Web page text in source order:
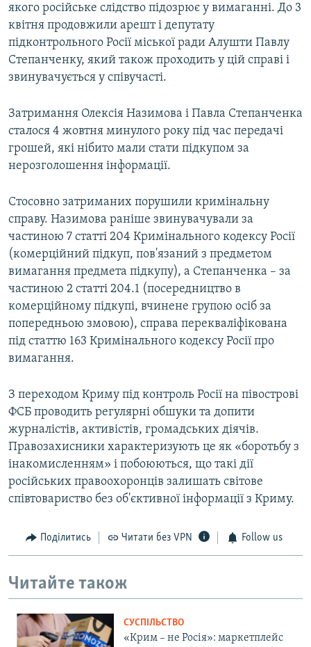
якого російське слідство підозрює у вимаганні. До 3
квітня продовжили арешт і депутату
підконтрольного Росії міської ради Алушти Павлу
Степанченку, який також проходить у цій справі і
звинувачується у співучасті.
Затримання Олексія Назимова і Павла Степанченка
сталося 4 жовтня минулого року під час передачі
грошей, які нібито мали стати підкупом за
нерозголошення інформації.
Стосовно затриманих порушили кримінальну
справу. Назимова раніше звинувачували за
частиною 7 статті 204 Кримінального кодексу Росії
(комерційний підкуп, пов'язаний з предметом
вимагання предмета підкупу), а Степанченка – за
частиною 2 статті 204.1 (посередництво в
комерційному підкупі, вчинене групою осіб за
попередньою змовою), справа перекваліфікована
під статтю 163 Кримінального кодексу Росії про
вимагання.
З переходом Криму під контроль Росії на півострові
ФСБ проводить регулярні обшуки та допити
журналістів, активістів, громадських діячів.
Правозахисники характеризують це як «боротьбу з
інакомисленням» і побоюються, що такі дії
російських правоохоронців залишать світове
співтовариство без об'єктивної інформації з Криму.
Поділитись Читати без VPN Follow us
Читайте також
СУСПІЛЬСТВО
«Крим – не Росія»: маркетплейс